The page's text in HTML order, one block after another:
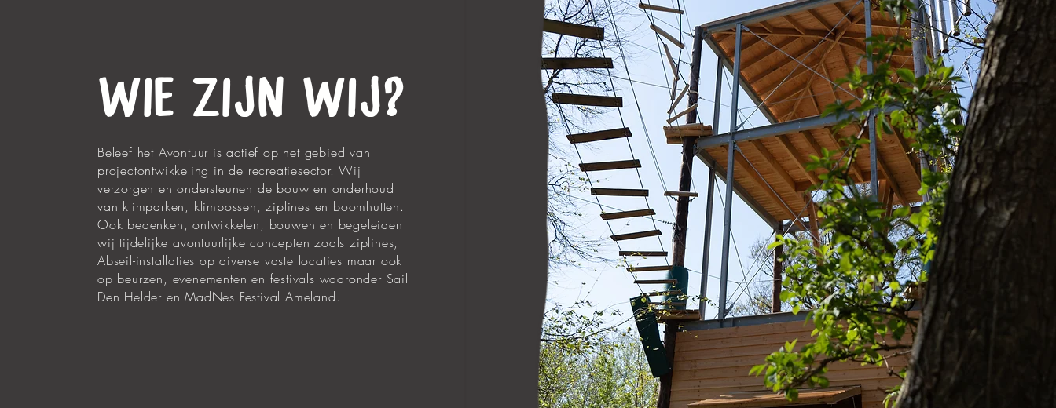
WIE ZIJN WIJ?
Beleef het Avontuur is actief op het gebied van
projectontwikkeling in de recreatiesector. Wij
verzorgen en ondersteunen de bouw en onderhoud
van klimparken, klimbossen, ziplines en boomhutten.
Ook bedenken, ontwikkelen, bouwen en begeleiden
wij tijdelijke avontuurlijke concepten zoals ziplines,
Abseil-installaties op diverse vaste locaties maar ook
op beurzen, evenementen en festivals waaronder Sail
Den Helder en MadNes Festival Ameland.